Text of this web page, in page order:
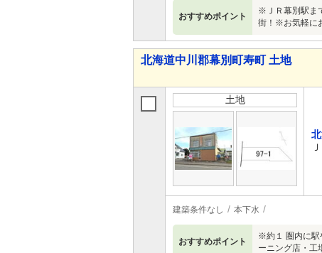
おすすめポイント
※ＪＲ幕別駅ま
街！※お気軽に
北海道中川郡幕別町寿町 土地
土地
建築条件なし 本下水
おすすめポイント
※約１ 圏内に駅
ーニング店・工